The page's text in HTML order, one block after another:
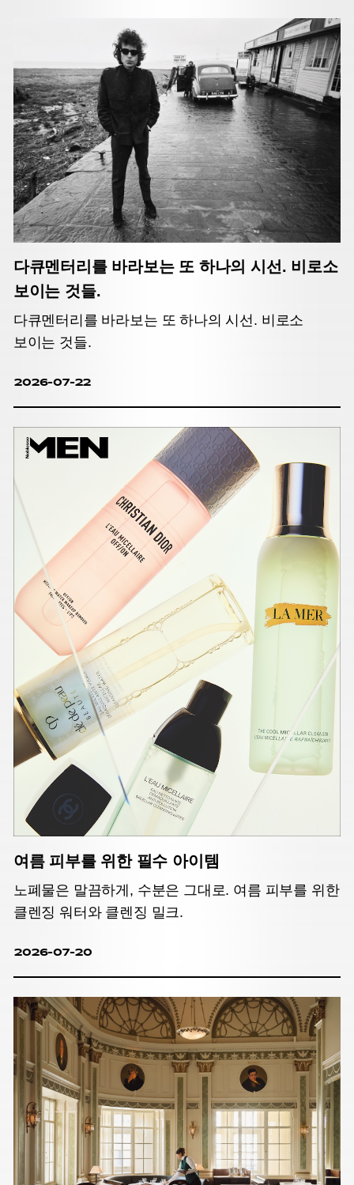
다큐멘터리를 바라보는 또 하나의 시선. 비로소
보이는 것들.
다큐멘터리를 바라보는 또 하나의 시선. 비로소
보이는 것들.
2026-07-22
여름 피부를 위한 필수 아이템
노폐물은 말끔하게, 수분은 그대로. 여름 피부를 위한
클렌징 워터와 클렌징 밀크.
2026-07-20